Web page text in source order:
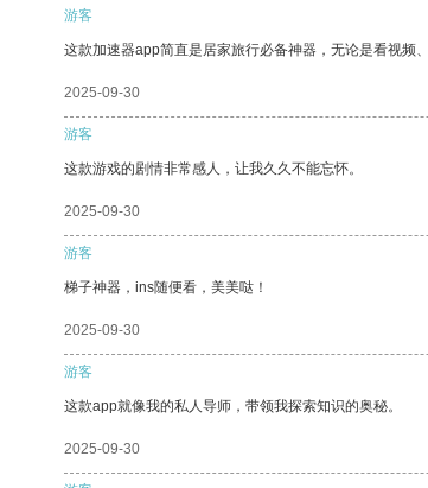
游客
这款加速器app简直是居家旅行必备神器，无论是看视频
2025-09-30
游客
这款游戏的剧情非常感人，让我久久不能忘怀。
2025-09-30
游客
梯子神器，ins随便看，美美哒！
2025-09-30
游客
这款app就像我的私人导师，带领我探索知识的奥秘。
2025-09-30